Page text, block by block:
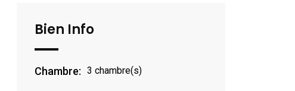
Bien Info
Chambre: 3 chambre(s)